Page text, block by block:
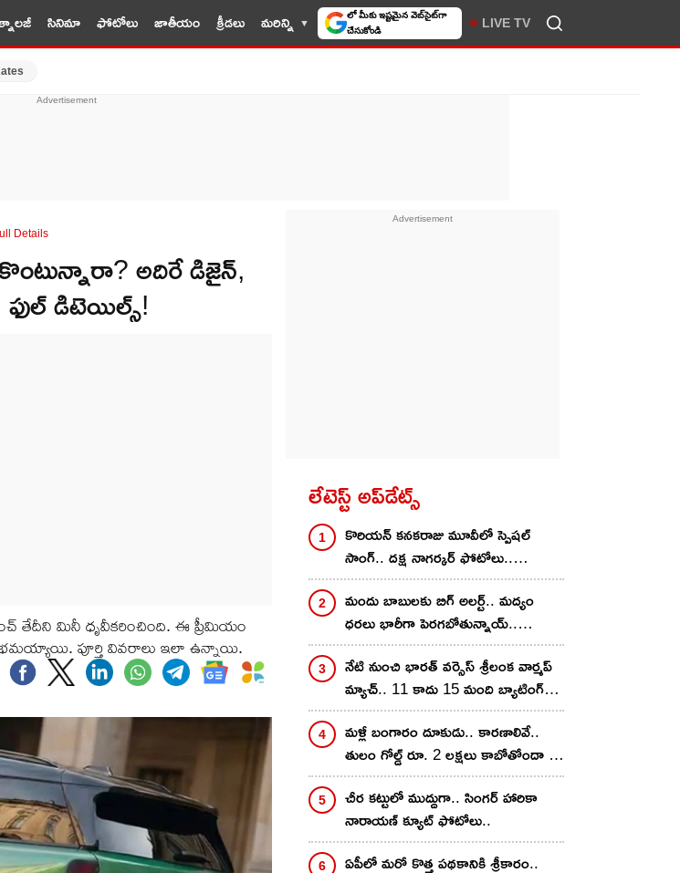
సినిమా ఫోటోలు జాతీయం క్రీడలు మరిన్ని 10TV సెలెక్ట్ చేసుకోండి LIVE TV
Details
అదిరే డిజైన్,
ఫుల్ డిటెయిల్స్!
తేదీని మినీ ధృవీకరించింది. ఈ ప్రీమియం
పూర్తి వివరాలు ఇలా ఉన్నాయి.
లేటెస్ట్ అప్‌డేట్స్
కొరియ‌న్ కన‌క‌రాజు మూవీలో స్పెష‌ల్
సాంగ్‌.. దక్ష నాగర్కర్ ఫోటోలు..
రాస‌గుమ్మ‌డివే..
మందు బాబులకు బిగ్ అలర్ట్.. మద్యం
ధరలు భారీగా పెరగబోతున్నాయ్..
కారణాలివే? ఎంత శాతం
పెరుగుతాయంటే?
నేటి నుంచి భార‌త్ వ‌ర్సెస్ శ్రీలంక వార్మ‌ప్
మ్యాచ్‌.. 11 కాదు 15 మంది బ్యాటింగ్
చేయొచ్చు.. రూల్స్ చాలా డిఫ‌రెంట్‌
మళ్లీ బంగారం దూకుడు.. కారణాలివే..
తులం గోల్డ్ రూ. 2 లక్షలు కాబోతోందా ?
నిపుణులు ఏమన్నారంటే?
చీర క‌ట్టులో ముద్దుగా.. సింగ‌ర్ హారికా
నారాయణ్ క్యూట్ ఫోటోలు..
ఏపీలో మరో కొత్త పథకానికి శ్రీకారం..